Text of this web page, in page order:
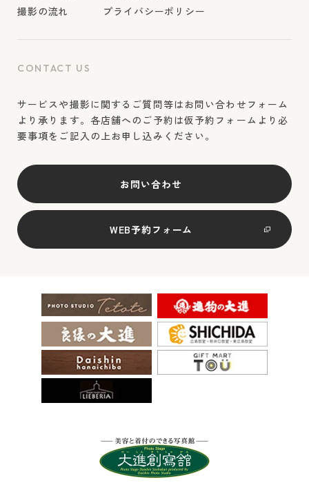
撮影の流れ
プライバシーポリシー
CONTACT US
サービスや撮影に関するご質問等はお問い合わせフォーム
より承ります。各店舗へのご予約は仮予約フォームより必
要事項をご記入の上お申し込みください。
お問い合わせ
WEB予約フォーム